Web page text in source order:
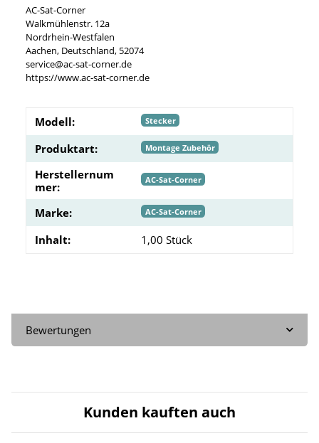
AC-Sat-Corner
Walkmühlenstr. 12a
Nordrhein-Westfalen
Aachen, Deutschland, 52074
service@ac-sat-corner.de
https://www.ac-sat-corner.de
Modell: Stecker
Produktart: Montage Zubehör
Herstellernum
mer:
AC-Sat-Corner
Marke: AC-Sat-Corner
Inhalt: 1,00 Stück
Bewertungen
Kunden kauften auch